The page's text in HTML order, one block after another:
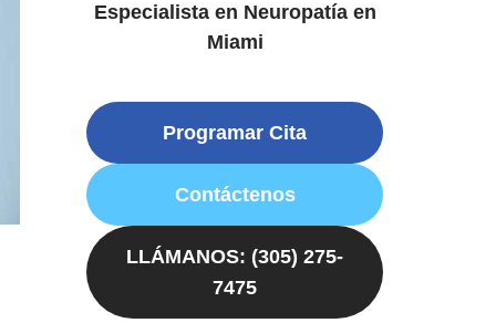
Especialista en Neuropatía en
Miami
Programar Cita
Contáctenos
LLÁMANOS: (305) 275-
7475